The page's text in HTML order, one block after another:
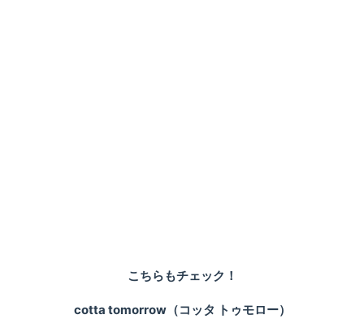
こちらもチェック！
cotta tomorrow（コッタ トゥモロー）